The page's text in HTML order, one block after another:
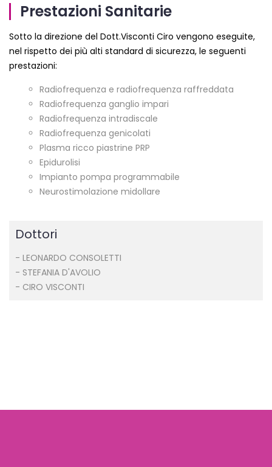
Prestazioni Sanitarie
Sotto la direzione del Dott.Visconti Ciro vengono eseguite,
nel rispetto dei più alti standard di sicurezza, le seguenti
prestazioni:
Radiofrequenza e radiofrequenza raffreddata
Radiofrequenza ganglio impari
Radiofrequenza intradiscale
Radiofrequenza genicolati
Plasma ricco piastrine PRP
Epidurolisi
Impianto pompa programmabile
Neurostimolazione midollare
Dottori
- LEONARDO CONSOLETTI
- STEFANIA D'AVOLIO
- CIRO VISCONTI